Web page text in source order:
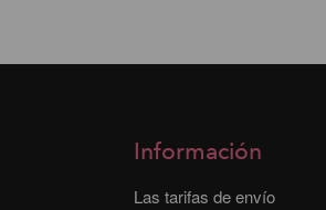
Información
Las tarifas de envío